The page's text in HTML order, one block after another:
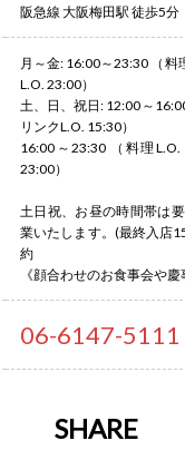
阪急線 大阪梅田駅 徒歩5分
月～金: 16:00～23:30 （料
L.O. 23:00）
土、日、祝日: 12:00～
リンクL.O. 15:30）
16:00～23:30 （料理L.O.
23:00）
土日祝、お昼の時間帯は
業いたします。(最終入店
約
《顔合わせのお食事会や
06-6147-5111
SHARE